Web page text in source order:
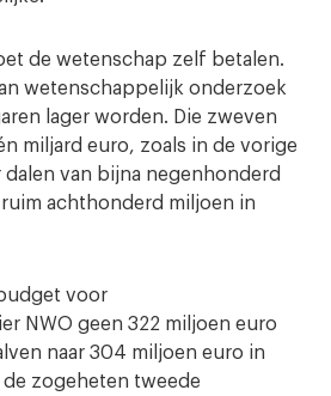
de wetenschap zelf betalen.
wetenschappelijk onderzoek
lager worden. Die zweven
miljard euro, zoals in de vorige
van bijna negenhonderd
ruim achthonderd miljoen in
voor
NWO geen 322 miljoen euro
naar 304 miljoen euro in
de zogeheten tweede